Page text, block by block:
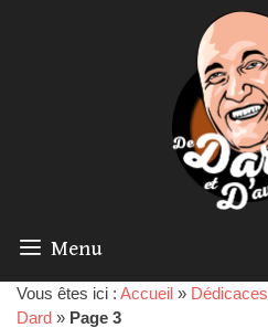
Menu
Vous êtes ici : Accueil » Dédicaces
Dard » Page 3